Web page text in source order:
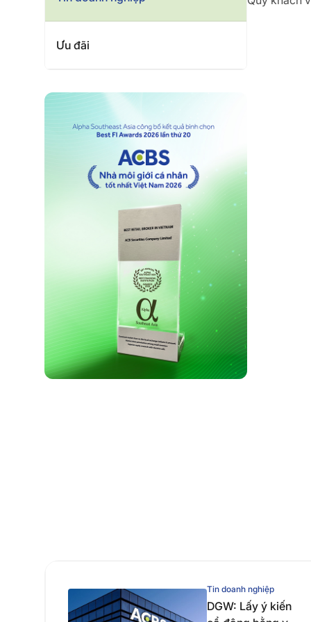
Ưu đãi
Tin doanh nghiệp
DGW: Lấy ý kiến